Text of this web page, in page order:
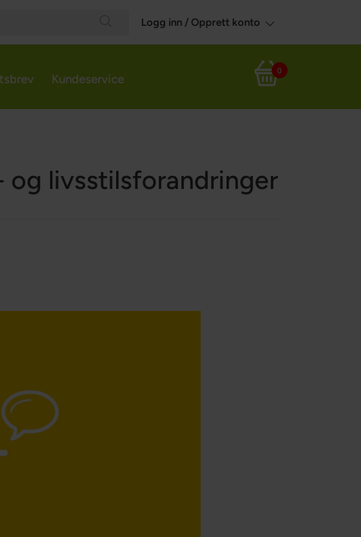
Search
Logg inn / Opprett konto
Handlekurv
0
Kundeservice
og livsstilsforandringer